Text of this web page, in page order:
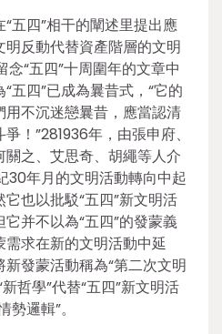
五四”相干的闡述里提出應
反動代替資產階層的文明
“五四”十周圍年的文章中
五四”已成為曩昔式，“它的
不沉迷戀曩昔，應當認清
！”281936年，由張申府、
之、艾思奇、胡繩等人介
30年月的文明活動轉向中起
也以批駁“五四”新文明活
并不以為“五四”的發蒙義
求在新的文明活動中延
發蒙活動稱為“第二次文明
哲學”代替“五四”新文明活
邏輯”。